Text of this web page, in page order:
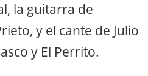
la guitarra de
y el cante de Julio
y El Perrito.